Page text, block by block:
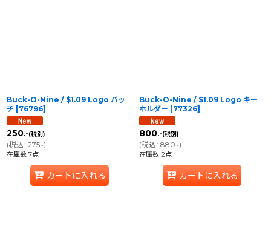
Buck-O-Nine / $1.09 Logo バッ
チ [76796]
250.-(税別)
(税込: 275.-)
在庫数 7点
カートに入れる
Buck-O-Nine / $1.09 Logo キー
ホルダー [77326]
800.-(税別)
(税込: 880.-)
在庫数 2点
カートに入れる